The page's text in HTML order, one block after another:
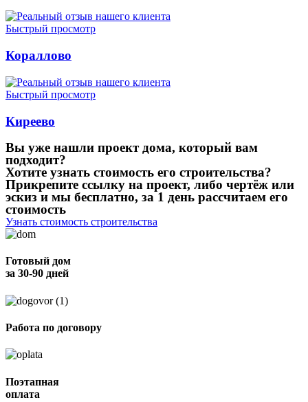
Быстрый просмотр
Кораллово
Быстрый просмотр
Киреево
Вы уже нашли проект дома, который вам
подходит?
Хотите узнать стоимость его строительства?
Прикрепите ссылку на проект, либо чертёж или
эскиз и мы бесплатно, за 1 день рассчитаем его
стоимость
Узнать стоимость строительства
Готовый дом
за 30-90 дней
Работа по договору
Поэтапная
оплата